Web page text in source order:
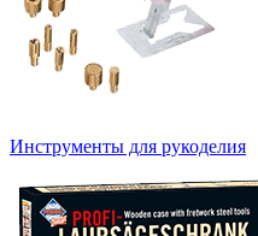
Инструменты для рукоделия